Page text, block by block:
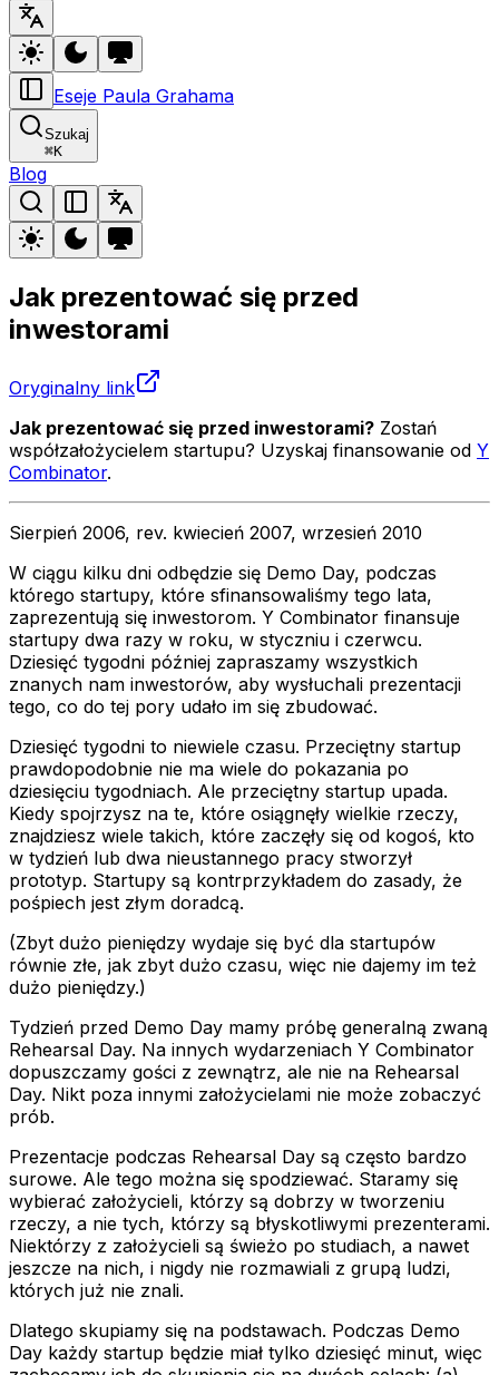
Eseje Paula Grahama
Szukaj
⌘K
Blog
Jak prezentować się przed
inwestorami
Oryginalny link
Jak prezentować się przed inwestorami? Zostań
współzałożycielem startupu? Uzyskaj finansowanie od Y
Combinator.
Sierpień 2006, rev. kwiecień 2007, wrzesień 2010
W ciągu kilku dni odbędzie się Demo Day, podczas
którego startupy, które sfinansowaliśmy tego lata,
zaprezentują się inwestorom. Y Combinator finansuje
startupy dwa razy w roku, w styczniu i czerwcu.
Dziesięć tygodni później zapraszamy wszystkich
znanych nam inwestorów, aby wysłuchali prezentacji
tego, co do tej pory udało im się zbudować.
Dziesięć tygodni to niewiele czasu. Przeciętny startup
prawdopodobnie nie ma wiele do pokazania po
dziesięciu tygodniach. Ale przeciętny startup upada.
Kiedy spojrzysz na te, które osiągnęły wielkie rzeczy,
znajdziesz wiele takich, które zaczęły się od kogoś, kto
w tydzień lub dwa nieustannego pracy stworzył
prototyp. Startupy są kontrprzykładem do zasady, że
pośpiech jest złym doradcą.
(Zbyt dużo pieniędzy wydaje się być dla startupów
równie złe, jak zbyt dużo czasu, więc nie dajemy im też
dużo pieniędzy.)
Tydzień przed Demo Day mamy próbę generalną zwaną
Rehearsal Day. Na innych wydarzeniach Y Combinator
dopuszczamy gości z zewnątrz, ale nie na Rehearsal
Day. Nikt poza innymi założycielami nie może zobaczyć
prób.
Prezentacje podczas Rehearsal Day są często bardzo
surowe. Ale tego można się spodziewać. Staramy się
wybierać założycieli, którzy są dobrzy w tworzeniu
rzeczy, a nie tych, którzy są błyskotliwymi prezenterami.
Niektórzy z założycieli są świeżo po studiach, a nawet
jeszcze na nich, i nigdy nie rozmawiali z grupą ludzi,
których już nie znali.
Dlatego skupiamy się na podstawach. Podczas Demo
Day każdy startup będzie miał tylko dziesięć minut, więc